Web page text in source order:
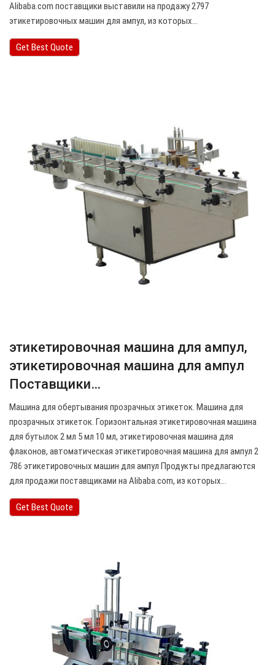
Alibaba.com поставщики выставили на продажу 2797
этикетировочных машин для ампул, из которых…
Get Best Quote
этикетировочная машина для ампул,
этикетировочная машина для ампул
Поставщики…
Машина для обертывания прозрачных этикеток. Машина для
прозрачных этикеток. Горизонтальная этикетировочная машина
для бутылок 2 мл 5 мл 10 мл, этикетировочная машина для
флаконов, автоматическая этикетировочная машина для ампул 2
786 этикетировочных машин для ампул Продукты предлагаются
для продажи поставщиками на Alibaba.com, из которых…
Get Best Quote